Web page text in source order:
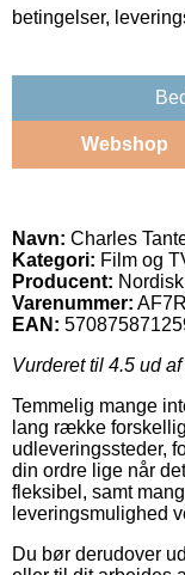
betingelser,
Webshop
Navn: Charles
Kategori: Film og
Producent:
Varenummer:
EAN:
Vurderet til 4.5 ud
Temmelig mange
lang række
udleveringssteder,
din ordre lige når
fleksibel, samt
leveringsmulighed
Du bør derudover